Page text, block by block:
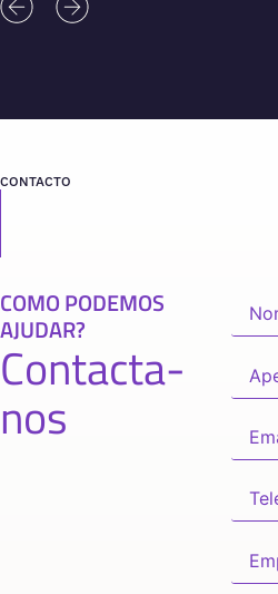
CONTACTO
COMO PODEMOS
AJUDAR?
Contacta-
nos